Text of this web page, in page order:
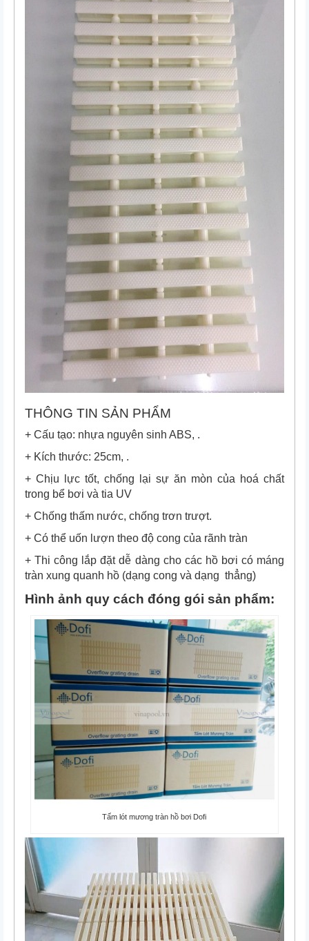
THÔNG TIN SẢN PHẨM
+ Cấu tạo: nhựa nguyên sinh ABS, .
+ Kích thước: 25cm, .
+ Chịu lực tốt, chống lại sự ăn mòn của hoá chất
trong bể bơi và tia UV
+ Chống thấm nước, chống trơn trượt.
+ Có thể uốn lượn theo độ cong của rãnh tràn
+ Thi công lắp đặt dễ dàng cho các hồ bơi có máng
tràn xung quanh hồ (dạng cong và dạng thẳng)
Hình ảnh quy cách đóng gói sản phẩm:
Tấm lót mương tràn hồ bơi Dofi